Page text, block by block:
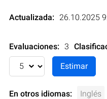
Actualizada: 26.10.2025
Evaluaciones: 3
En otros idiomas: Inglés